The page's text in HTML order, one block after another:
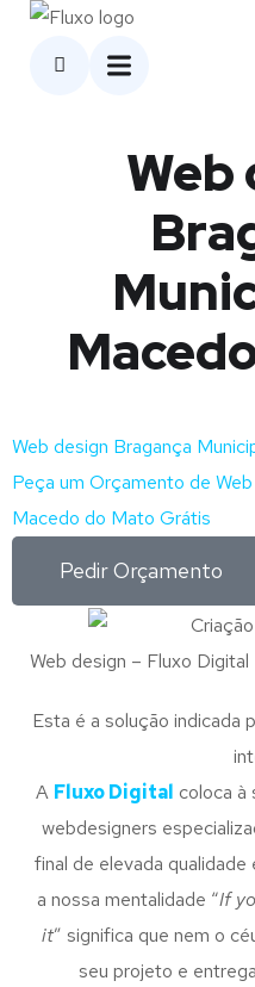
Web
Web design Bragança
Peça um Orçamento de
Macedo do Mato Grátis
Pedir Orçamento
Web design – Fluxo Digital
Esta é a solução indicada
A Fluxo Digital coloca à
webdesigners
final de elevada
a nossa mentalidade “If
it” significa que nem o
seu projeto e